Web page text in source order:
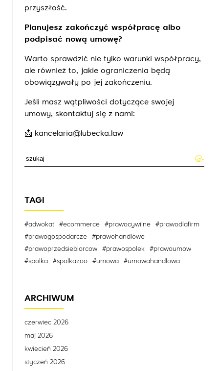
przyszłość.
Planujesz zakończyć współpracę albo
podpisać nową umowę?
Warto sprawdzić nie tylko warunki współpracy,
ale również to, jakie ograniczenia będą
obowiązywały po jej zakończeniu.
Jeśli masz wątpliwości dotyczące swojej
umowy, skontaktuj się z nami:
📩 kancelaria@lubecka.law
TAGI
#adwokat #ecommerce #prawocywilne
#prawodlafirm
#prawogospodarcze
#prawohandlowe
#prawoprzedsiebiorcow
#prawospolek
#prawoumow
#spolka
#spolkazoo #umowa #umowahandlowa
ARCHIWUM
czerwiec 2026
maj 2026
kwiecień 2026
styczeń 2026